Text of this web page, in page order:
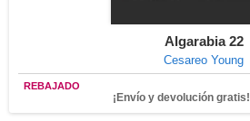
Algarabia 22
Cesareo Young
REBAJADO
¡Envío y devolución gratis!